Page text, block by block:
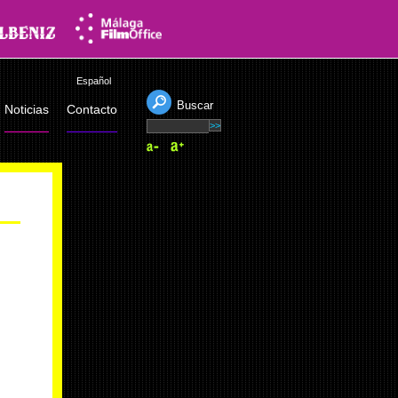
Español
Noticias Contacto Buscar